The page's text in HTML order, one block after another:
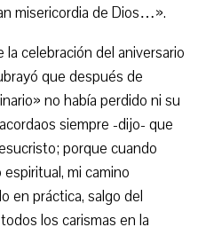
misericordia de Dios…».
celebración del aniversario
que después de
no había perdido ni su
siempre -dijo- que
porque cuando
mi camino
en práctica, salgo del
los carismas en la